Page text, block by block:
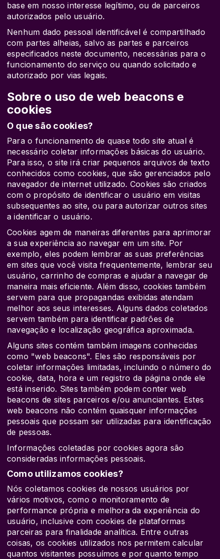
base em nosso interesse legítimo, ou de parceiros
autorizados pelo usuário.
Nenhum dado pessoal identificável é compartilhado
com partes alheias, salvo as partes e parceiros
especificados neste documento, necessárias para o
funcionamento do serviço ou quando solicitado e
autorizado por vias legais.
Sobre o uso de web beacons e
cookies
O que são cookies?
Para o funcionamento de quase todo site atual é
necessário coletar informações básicas do usuário.
Para isso, o site irá criar pequenos arquivos de texto
conhecidos como cookies, que são gerenciados pelo
navegador de internet utilizado. Cookies são criados
com o propósito de identificar o usuário em visitas
subsequentes ao site, ou para autorizar outros sites
a identificar o usuário.
Cookies agem de maneiras diferentes para aprimorar
a sua experiência ao navegar em um site. Por
exemplo, eles podem lembrar as suas preferências
em sites que você visita frequentemente, lembrar seu
usuário, carrinho de compras e ajudar a navegar de
maneira mais eficiente. Além disso, cookies também
servem para que propagandas exibidas atendam
melhor aos seus interesses. Alguns dados coletados
servem também para identificar padrões de
navegação e localização geográfica aproximada.
Alguns sites contém também imagens conhecidas
como "web beacons". Eles são responsáveis por
coletar informações limitadas, incluindo o número do
cookie, data, hora e um registro da página onde ele
está inserido. Sites também podem conter web
beacons de sites parceiros e/ou anunciantes. Estes
web beacons não contém quaisquer informações
pessoais que possam ser utilizadas para identificação
de pessoas.
Informações coletadas por cookies agora são
consideradas informações pessoais.
Como utilizamos cookies?
Nós coletamos cookies de nossos usuários por
vários motivos, como o monitoramento de
performance própria e melhora da experiência do
usuário, inclusive com cookies de plataformas
parceiras para finalidade analítica. Entre outras
coisas, os cookies utilizados nos permitem calcular
quantos visitantes possuímos e por quanto tempo